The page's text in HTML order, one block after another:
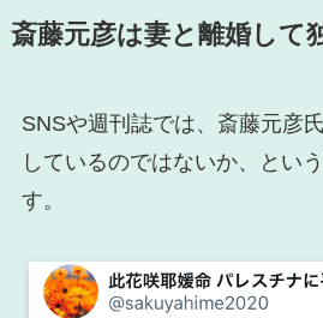
斎藤元彦は妻と離婚して
SNSや週刊誌では、斎藤元彦
しているのではないか、とい
す。